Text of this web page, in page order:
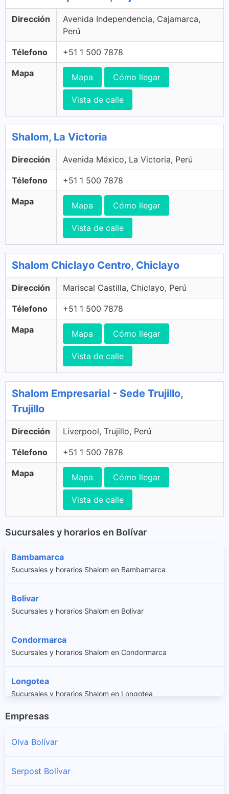
Dirección
Avenida Independencia, Cajamarca,
Perú
Télefono +51 1 500 7878
Mapa Mapa Cómo llegar
Vista de calle
Shalom, La Victoria
Dirección Avenida México, La Victoria, Perú
Télefono +51 1 500 7878
Mapa Mapa Cómo llegar
Vista de calle
Shalom Chiclayo Centro, Chiclayo
Dirección Mariscal Castilla, Chiclayo, Perú
Télefono +51 1 500 7878
Mapa Mapa Cómo llegar
Vista de calle
Shalom Empresarial - Sede Trujillo,
Trujillo
Dirección Liverpool, Trujillo, Perú
Télefono +51 1 500 7878
Mapa Mapa Cómo llegar
Vista de calle
Sucursales y horarios en Bolívar
Bambamarca
Sucursales y horarios Shalom en Bambamarca
Bolivar
Sucursales y horarios Shalom en Bolivar
Condormarca
Sucursales y horarios Shalom en Condormarca
Longotea
Sucursales y horarios Shalom en Longotea
Uchumarca
Sucursales y horarios Shalom en Ucuncha
Empresas
Olva Bolívar
Serpost Bolívar